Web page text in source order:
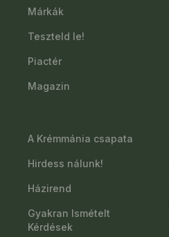
Márkák
Teszteld le!
Piactér
Magazin
A Krémmánia csapata
Hirdess nálunk!
Házirend
Gyakran Ismételt
Kérdések